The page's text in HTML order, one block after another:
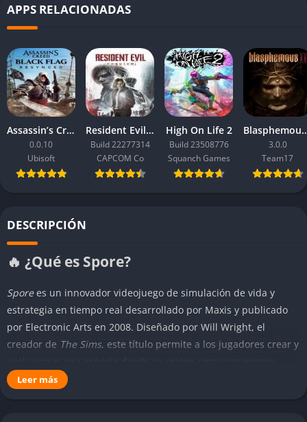
APPS RELACIONADAS
Assassin’s Creed Black Flag Resynced
0.0.10
Ubisoft
Resident Evil Requiem
Build 22277314
CAPCOM Co
High On Life 2
Build 23508776
Squanch Games
3.0.0
Team17
DESCRIPCIÓN
🔥 ¿Qué es Spore?
Sporees un innovador videojuego de simulación de vida y
estrategia en tiempo real desarrollado por Maxis y publicado
por Electronic Arts en 2008. Diseñado por Will Wright, el
creador de The Sims, este título permite a los jugadores crear y
unicelular hasta convertirse en una civilización intergaláctica.
Leer más